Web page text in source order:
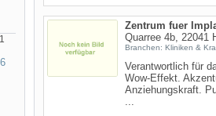
Zentrum fuer
Quarree 4b, 22041
Branchen: Kliniken &
Verantwortlich für
Wow-Effekt.
Anziehungskraft.
...